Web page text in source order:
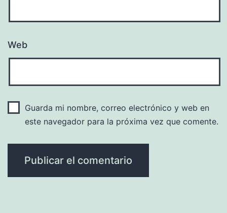
Web
Guarda mi nombre, correo electrónico y web en
este navegador para la próxima vez que comente.